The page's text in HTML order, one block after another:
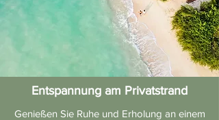
Entspannung am Privatstrand
Genießen Sie Ruhe und Erholung an einem